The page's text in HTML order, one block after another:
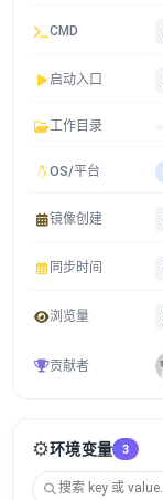
CMD
启动入口
工作目录
OS/平台
镜像创建
同步时间
浏览量
贡献者
⚙️环境变量 3